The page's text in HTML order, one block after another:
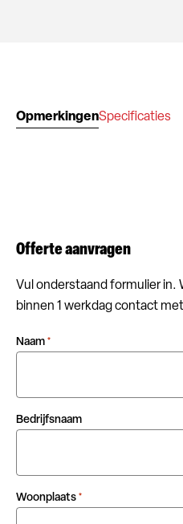
OpmerkingenSpecificaties
Offerte aanvragen
Vul onderstaand formulier in.
binnen 1 werkdag contact
Naam *
Bedrijfsnaam
Woonplaats *